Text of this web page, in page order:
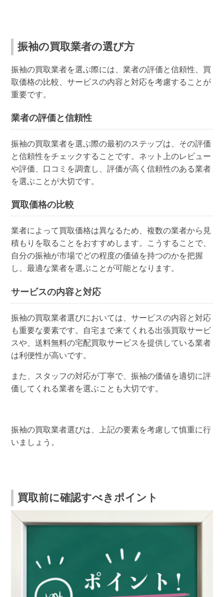
振袖の買取業者の選び方
振袖の買取業者を選ぶ際には、業者の評価と信頼性、買
取価格の比較、サービスの内容と対応を考慮することが
重要です。
業者の評価と信頼性
振袖の買取業者を選ぶ際の最初のステップは、その評価
と信頼性をチェックすることです。ネット上のレビュー
や評価、口コミを調査し、評価が高く信頼性のある業者
を選ぶことが大切です。
買取価格の比較
業者によって買取価格は異なるため、複数の業者から見
積もりを取ることをおすすめします。こうすることで、
自分の振袖が市場でどの程度の価値を持つのかを把握
し、最適な業者を選ぶことが可能となります。
サービスの内容と対応
振袖の買取業者選びにおいては、サービスの内容と対応
も重要な要素です。自宅まで来てくれる出張買取サービ
スや、送料無料の宅配買取サービスを提供している業者
は利便性が高いです。
また、スタッフの対応が丁寧で、振袖の価値を適切に評
価してくれる業者を選ぶことも大切です。
振袖の買取業者選びは、上記の要素を考慮して慎重に行
いましょう。
買取前に確認すべきポイント